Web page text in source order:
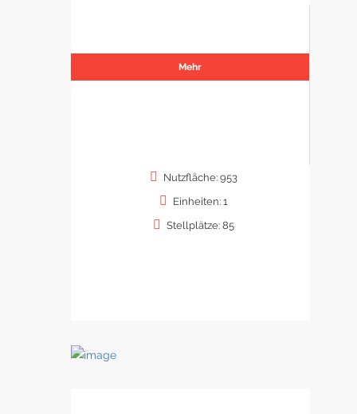
Mehr
Nutzfläche: 953
Einheiten: 1
Stellplätze: 85